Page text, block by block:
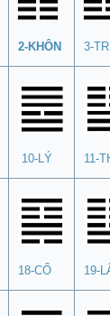
2-KHÔN 3-
10-LÝ 11-
18-CỔ 19-